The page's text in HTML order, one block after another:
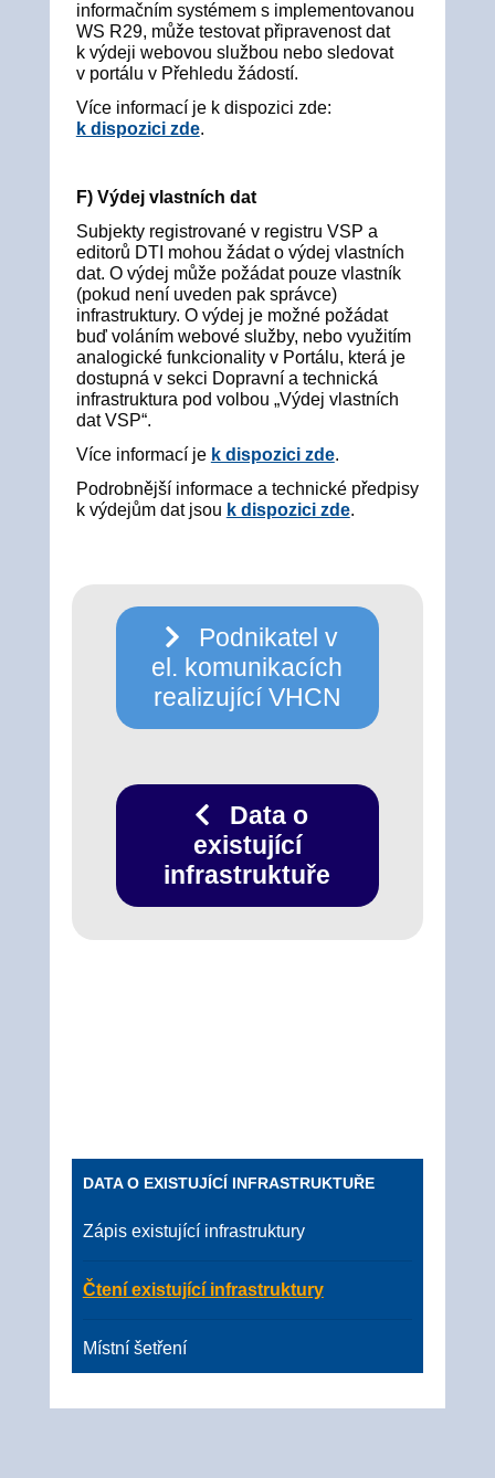
DATA O EXISTUJÍCÍ INFRASTRUKTUŘE
Zápis existující infrastruktury
Čtení existující infrastruktury
Místní šetření
informačním systémem s implementovanou
WS R29, může testovat připravenost dat
k výdeji webovou službou nebo sledovat
v portálu v Přehledu žádostí.
Více informací je k dispozici zde:
k dispozici zde.
F) Výdej vlastních dat
Subjekty registrované v registru VSP a
editorů DTI mohou žádat o výdej vlastních
dat. O výdej může požádat pouze vlastník
(pokud není uveden pak správce)
infrastruktury. O výdej je možné požádat
buď voláním webové služby, nebo využitím
analogické funkcionality v Portálu, která je
dostupná v sekci Dopravní a technická
infrastruktura pod volbou „Výdej vlastních
dat VSP“.
Více informací je k dispozici zde.
Podrobnější informace a technické předpisy
k výdejům dat jsou k dispozici zde.
Podnikatel v
el. komunikacích
realizující VHCN
Data o
existující
infrastruktuře